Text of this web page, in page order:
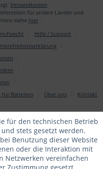
Versandkosten
für andere Länder und
siehe hier
Hilfe / Support
für Batterien
Über uns Kontakt
für den technischen Betrieb
stets gesetzt werden.
Benutzung dieser Website
oder die Interaktion mit
Netzwerken vereinfachen